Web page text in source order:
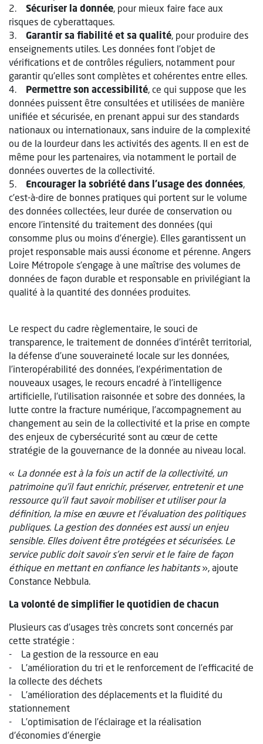
2.
Sécuriser la donnée, pour mieux faire face aux
risques de cyberattaques.
3.
Garantir sa fiabilité et sa qualité, pour produire des
enseignements utiles. Les données font l’objet de
vérifications et de contrôles réguliers, notamment pour
garantir qu’elles sont complètes et cohérentes entre elles.
4.
Permettre son accessibilité, ce qui suppose que les
données puissent être consultées et utilisées de manière
unifiée et sécurisée, en prenant appui sur des standards
nationaux ou internationaux, sans induire de la complexité
ou de la lourdeur dans les activités des agents. Il en est de
même pour les partenaires, via notamment le portail de
données ouvertes de la collectivité.
5.
Encourager la sobriété dans l’usage des données,
c’est-à-dire de bonnes pratiques qui portent sur le volume
des données collectées, leur durée de conservation ou
encore l’intensité du traitement des données (qui
consomme plus ou moins d’énergie). Elles garantissent un
projet responsable mais aussi économe et pérenne. Angers
Loire Métropole s’engage à une maîtrise des volumes de
données de façon durable et responsable en privilégiant la
qualité à la quantité des données produites.
Le respect du cadre règlementaire, le souci de
transparence, le traitement de données d’intérêt territorial,
la défense d’une souveraineté locale sur les données,
l’interopérabilité des données, l’expérimentation de
nouveaux usages, le recours encadré à l’intelligence
artificielle, l’utilisation raisonnée et sobre des données, la
lutte contre la fracture numérique, l’accompagnement au
changement au sein de la collectivité et la prise en compte
des enjeux de cybersécurité sont au cœur de cette
stratégie de la gouvernance de la donnée au niveau local.
« La donnée est à la fois un actif de la collectivité, un
patrimoine qu’il faut enrichir, préserver, entretenir et une
ressource qu’il faut savoir mobiliser et utiliser pour la
définition, la mise en œuvre et l’évaluation des politiques
publiques. La gestion des données est aussi un enjeu
sensible. Elles doivent être protégées et sécurisées. Le
service public doit savoir s’en servir et le faire de façon
éthique en mettant en confiance les habitants », ajoute
Constance Nebbula.
La volonté de simplifier le quotidien de chacun
Plusieurs cas d’usages très concrets sont concernés par
cette stratégie :
- La gestion de la ressource en eau
- L’amélioration du tri et le renforcement de l’efficacité de
la collecte des déchets
- L’amélioration des déplacements et la fluidité du
stationnement
- L’optimisation de l’éclairage et la réalisation
d'économies d’énergie